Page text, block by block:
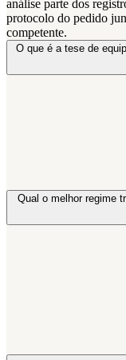
análise parte dos
protocolo do pedido
competente.
O que é a tese de
Qual o melhor regime